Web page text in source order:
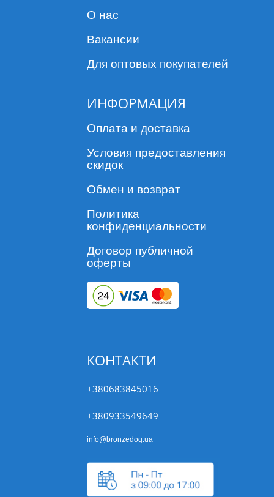
О нас
Вакансии
Для оптовых покупателей
ИНФОРМАЦИЯ
Оплата и доставка
Условия предоставления
скидок
Обмен и возврат
Политика
конфиденциальности
Договор публичной
оферты
КОНТАКТИ
+380683845016
+380933549649
info@bronzedog.ua